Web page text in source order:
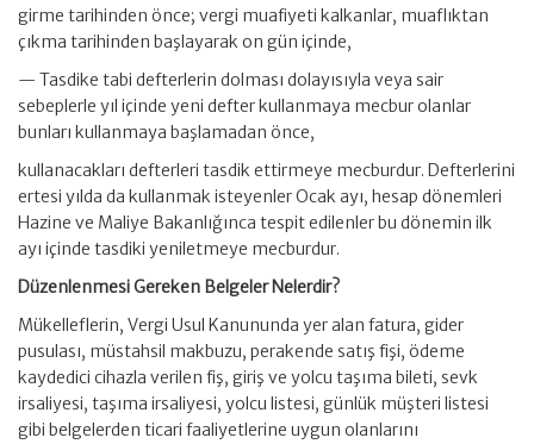
girme tarihinden önce; vergi muafiyeti kalkanlar, muaflıktan
çıkma tarihinden başlayarak on gün içinde,
— Tasdike tabi defterlerin dolması dolayısıyla veya sair
sebeplerle yıl içinde yeni defter kullanmaya mecbur olanlar
bunları kullanmaya başlamadan önce,
kullanacakları defterleri tasdik ettirmeye mecburdur. Defterlerini
ertesi yılda da kullanmak isteyenler Ocak ayı, hesap dönemleri
Hazine ve Maliye Bakanlığınca tespit edilenler bu dönemin ilk
ayı içinde tasdiki yeniletmeye mecburdur.
Düzenlenmesi Gereken Belgeler Nelerdir?
Mükelleflerin, Vergi Usul Kanununda yer alan fatura, gider
pusulası, müstahsil makbuzu, perakende satış fişi, ödeme
kaydedici cihazla verilen fiş, giriş ve yolcu taşıma bileti, sevk
irsaliyesi, taşıma irsaliyesi, yolcu listesi, günlük müşteri listesi
gibi belgelerden ticari faaliyetlerine uygun olanlarını